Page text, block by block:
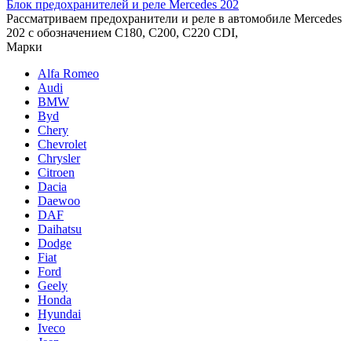
Блок предохранителей и реле Mercedes 202
Рассматриваем предохранители и реле в автомобиле Mercedes
202 с обозначением С180, С200, С220 СDI,
Марки
Alfa Romeo
Audi
BMW
Byd
Chery
Chevrolet
Chrysler
Citroen
Dacia
Daewoo
DAF
Daihatsu
Dodge
Fiat
Ford
Geely
Honda
Hyundai
Iveco